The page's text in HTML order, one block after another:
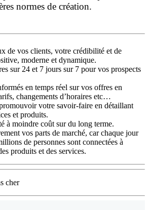
normes de création.
de vos clients, votre crédibilité et de
moderne et dynamique.
sur 24 et 7 jours sur 7 pour vos prospects
en temps réel sur vos offres en
changements d’horaires etc…
votre savoir-faire en détaillant
et produits.
à moindre coût sur du long terme.
vos parts de marché, car chaque jour
de personnes sont connectées à
produits et des services.